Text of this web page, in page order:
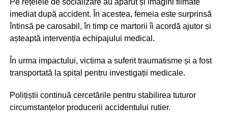
Pe rețelele de socializare au apărut și imagini filmate
imediat după accident. În acestea, femeia este surprinsă
întinsă pe carosabil, în timp ce martorii îi acordă ajutor și
așteaptă intervenția echipajului medical.
În urma impactului, victima a suferit traumatisme și a fost
transportată la spital pentru investigații medicale.
Polițiștii continuă cercetările pentru stabilirea tuturor
circumstanțelor producerii accidentului rutier.